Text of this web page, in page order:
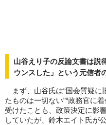
山谷えり子の反論文書は説
ウンスした」という元信者
まず、山谷氏は“国会質疑に
たものは一切ない”“政務官に
受けたことも、政策決定に影
していたが、鈴木エイト氏が